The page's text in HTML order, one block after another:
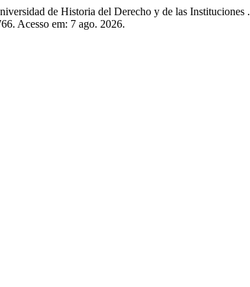
de Historia del Derecho y de las Instituciones .
Acesso em: 7 ago. 2026.